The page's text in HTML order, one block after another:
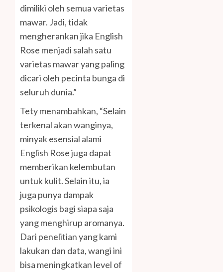
dimiliki oleh semua varietas
mawar. Jadi, tidak
mengherankan jika English
Rose menjadi salah satu
varietas mawar yang paling
dicari oleh pecinta bunga di
seluruh dunia.”
Tety menambahkan, “Selain
terkenal akan wanginya,
minyak esensial alami
English Rose juga dapat
memberikan kelembutan
untuk kulit. Selain itu, ia
juga punya dampak
psikologis bagi siapa saja
yang menghirup aromanya.
Dari penelitian yang kami
lakukan dan data, wangi ini
bisa meningkatkan level of